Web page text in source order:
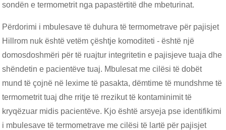
sondën e termometrit nga papastërtitë dhe mbeturinat.
Përdorimi i mbulesave të duhura të termometrave për pajisjet
Hillrom nuk është vetëm çështje komoditeti - është një
domosdoshmëri për të ruajtur integritetin e pajisjeve tuaja dhe
shëndetin e pacientëve tuaj. Mbulesat me cilësi të dobët
mund të çojnë në lexime të pasakta, dëmtime të mundshme të
termometrit tuaj dhe rritje të rrezikut të kontaminimit të
kryqëzuar midis pacientëve. Kjo është arsyeja pse identifikimi
i mbulesave të termometrave me cilësi të lartë për pajisjet